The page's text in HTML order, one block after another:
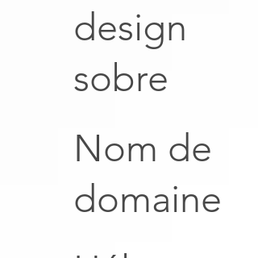
design
sobre
Nom de
domaine